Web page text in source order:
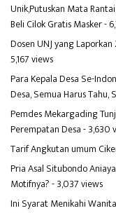
Unik,Putuskan Mata
Beli Cilok Gratis Masker-
Dosen UNJ yang
5,167 views
Para Kepala Desa Se-
Desa, Semua Harus Tahu,
Pemdes Mekargading
Perempatan Desa- 3,630
Tarif Angkutan umum
Pria Asal Situbondo
Motifnya?- 3,037 views
Ini Syarat Menikahi